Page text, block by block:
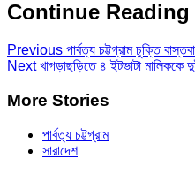
Continue Reading
Previous পার্বত্য চট্টগ্রাম চুক্তি
Nextখাগড়াছড়িতে ৪ ইটভাটা মালিককে
More Stories
পার্বত্য চট্টগ্রাম
সারাদেশ